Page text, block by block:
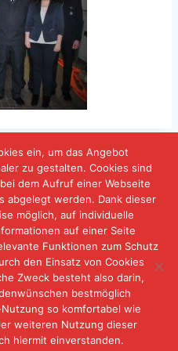
ein, um das Angebot
zu gestalten. Cookies sind
dem Aufruf einer Webseite
abgelegt werden. Dank dieser
möglich, auf individuelle
auf einer Seite
Funktionen zum Schutz
den Einsatz von Cookies
Zweck besteht also darin,
bestmöglich
so komfortabel wie
weiteren Nutzung dieser
hiermit einverstanden.